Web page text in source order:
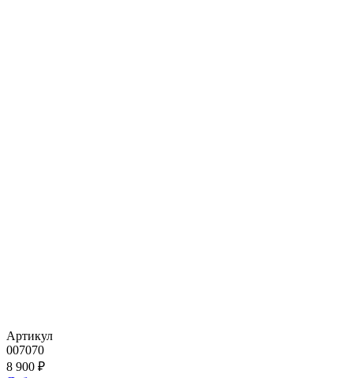
Артикул
007070
8 900 ₽